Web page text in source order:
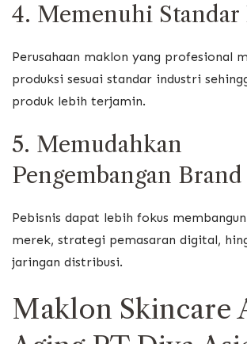
4. Memenuhi
Perusahaan maklon yang profesional
produksi sesuai standar industri
produk lebih terjamin.
5. Memudahkan
Pengembangan Brand
Pebisnis dapat lebih fokus
merek, strategi pemasaran digital,
jaringan distribusi.
Maklon Skincare